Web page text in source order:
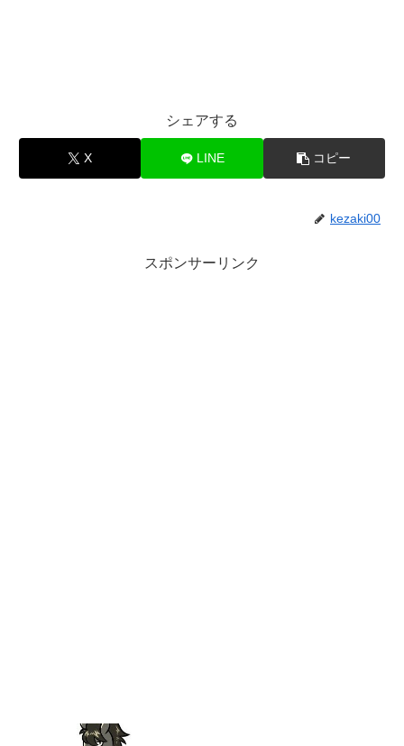
シェアする
X LINE コピー
kezaki00
スポンサーリンク